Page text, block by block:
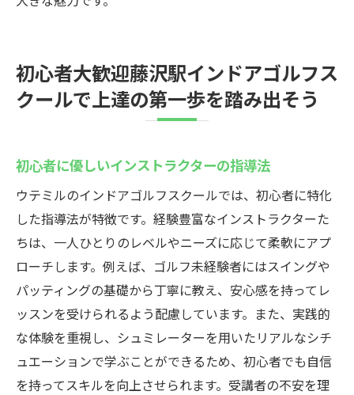
初心者大歓迎藤沢駅インドアゴルフス
クールで上達の第一歩を踏み出そう
初心者に優しいインストラクターの指導法
ウテミルのインドアゴルフスクールでは、初心者に特化
した指導法が特徴です。経験豊富なインストラクターた
ちは、一人ひとりのレベルやニーズに応じて柔軟にアプ
ローチします。例えば、ゴルフ未経験者にはスイングや
パッティングの基礎から丁寧に教え、安心感を持ってレ
ッスンを受けられるよう配慮しています。また、実践的
な体験を重視し、シュミレーターを用いたリアルなシチ
ュエーションで学ぶことができるため、初心者でも自信
を持ってスキルを向上させられます。受講者の不安を理